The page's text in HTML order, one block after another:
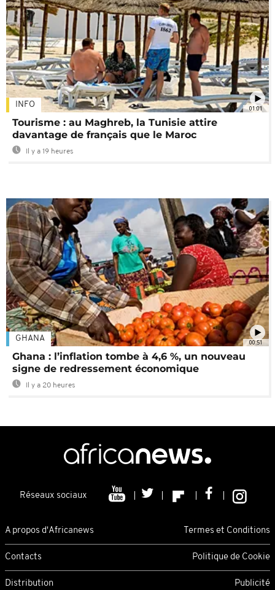
01:01
INFO
Tourisme : au Maghreb, la Tunisie attire
davantage de français que le Maroc
Il y a 19 heures
00:51
GHANA
Ghana : l’inflation tombe à 4,6 %, un nouveau
signe de redressement économique
Il y a 20 heures
Réseaux sociaux
A propos d'Africanews Termes et Conditions
Contacts Politique de Cookie
Distribution Publicité